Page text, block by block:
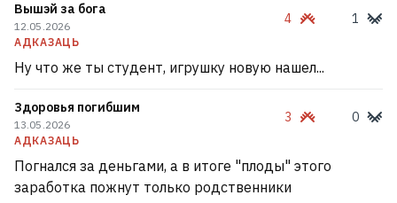
Вышэй за бога
12.05.2026
АДКАЗАЦЬ
4 1
Ну что же ты студент, игрушку новую нашел...
Здоровья погибшим
13.05.2026
АДКАЗАЦЬ
3 0
Погнался за деньгами, а в итоге "плоды" этого
заработка пожнут только родственники